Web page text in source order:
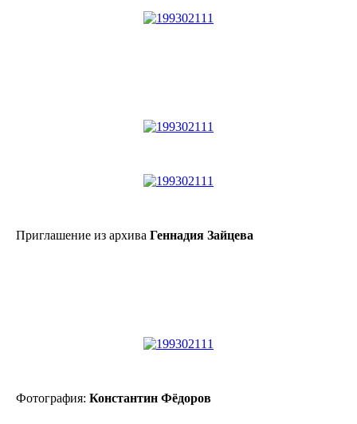
Приглашение из архива Геннадия Зайцева
Фотография: Константин Фёдоров